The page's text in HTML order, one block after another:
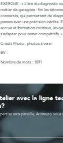
EXERGUE : « L'ère du diagnostic
métier de garagiste : fini les
connectés, qui permettent de
pannes avec une précision inédite.
accrue et formation continue, les
s'adapter pour rester compétitifs. »
Crédit Photo : photos à venir
BV :
Nombre de mots : 1091
avec la ligne
sans pareille, Aristauto